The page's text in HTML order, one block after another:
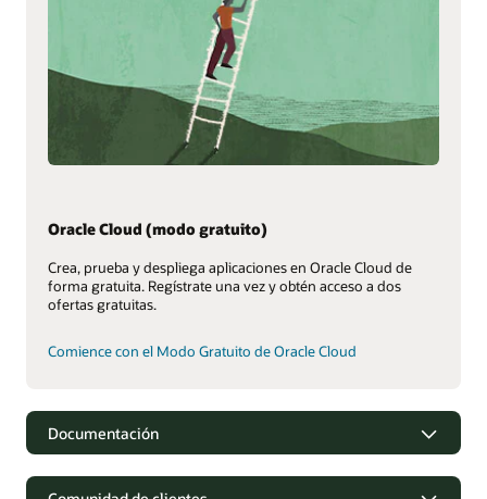
Oracle Cloud (modo gratuito)
Crea, prueba y despliega aplicaciones en Oracle Cloud de
forma gratuita. Regístrate una vez y obtén acceso a dos
ofertas gratuitas.
Comience con el Modo Gratuito de Oracle Cloud
Documentación